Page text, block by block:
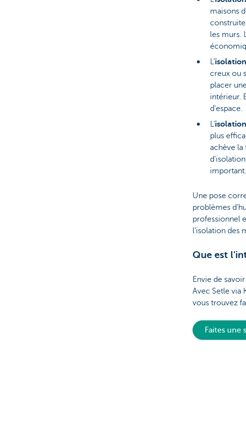
maisons
les murs.
L'
creux ou
placer
intérieur.
d'espace.
L'
plus
achève la
important.
Une pose
problèmes
professionnel
l'isolation des
Que est
Envie de
Avec Setle via
vous trouvez
Faites une